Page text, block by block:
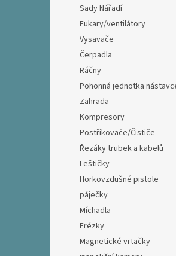
Sady Nářadí
Fukary/ventilátory
Vysavače
Čerpadla
Ráčny
Pohonná jednotka
Zahrada
Kompresory
Postřikovače/Čističe
Řezáky trubek a kabelů
Leštičky
Horkovzdušné pistole
páječky
Míchadla
Frézky
Magnetické vrtačky